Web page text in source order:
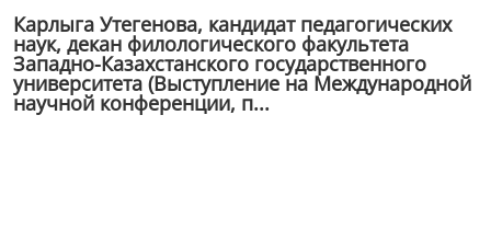
Карлыга Утегенова, кандидат педагогических
наук, декан филологического факультета
Западно-Казахстанского государственного
университета (Выступление на Международной
научной конференции, п...